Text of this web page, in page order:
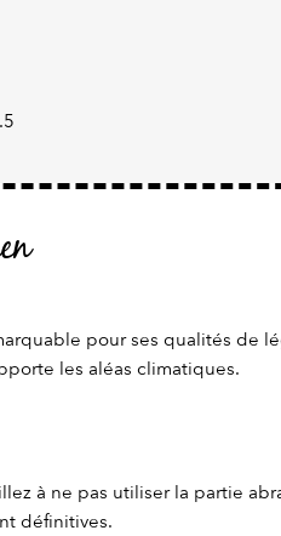
pour ses qualités de
les aléas climatiques.
à ne pas utiliser la partie
définitives.